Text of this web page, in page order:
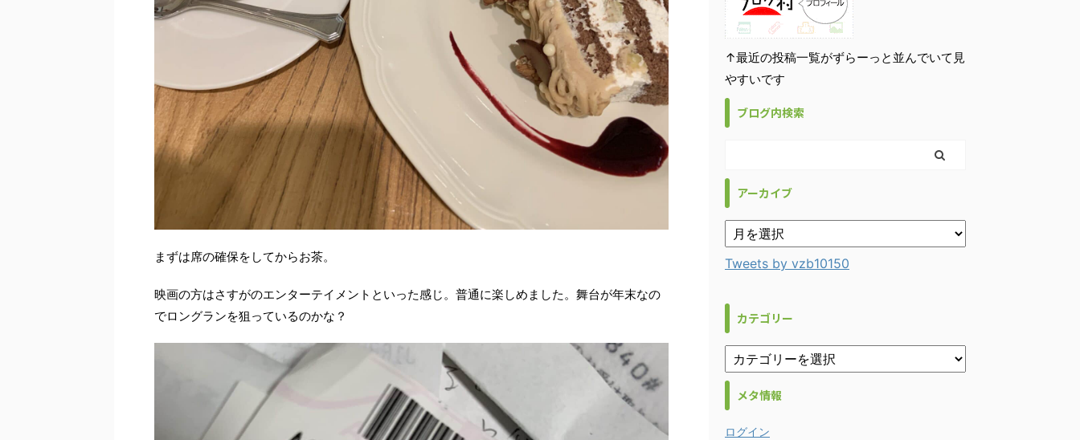
まずは席の確保をしてからお茶。
映画の方はさすがのエンターテイメントといった感じ。普通に楽しめました。舞台が年末なの
でロングランを狙っているのかな？
↑最近の投稿一覧がずらーっと並んでいて見
やすいです
ブログ内検索
アーカイブ
Tweets by vzb10150
カテゴリー
メタ情報
ログイン